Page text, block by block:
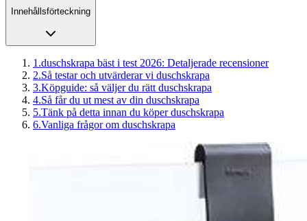
Innehållsförteckning
1 .duschskrapa bäst i test 2026: Detaljerade recensioner
2.Så testar och utvärderar vi duschskrapa
3.Köpguide: så väljer du rätt duschskrapa
4.Så får du ut mest av din duschskrapa
5.Tänk på detta innan du köper duschskrapa
6.Vanliga frågor om duschskrapa